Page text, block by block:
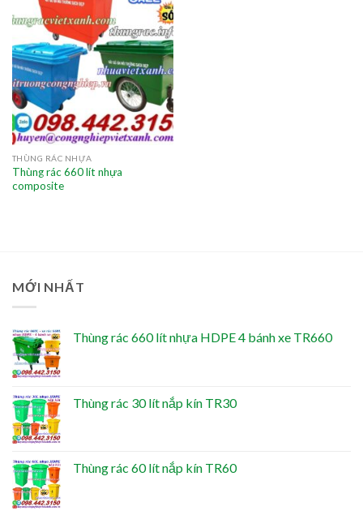
THÙNG RÁC NHỰA
Thùng rác 660 lít nhựa
composite
MỚI NHẤT
Thùng rác 660 lít nhựa HDPE 4 bánh xe TR660
Thùng rác 30 lít nắp kín TR30
Thùng rác 60 lít nắp kín TR60